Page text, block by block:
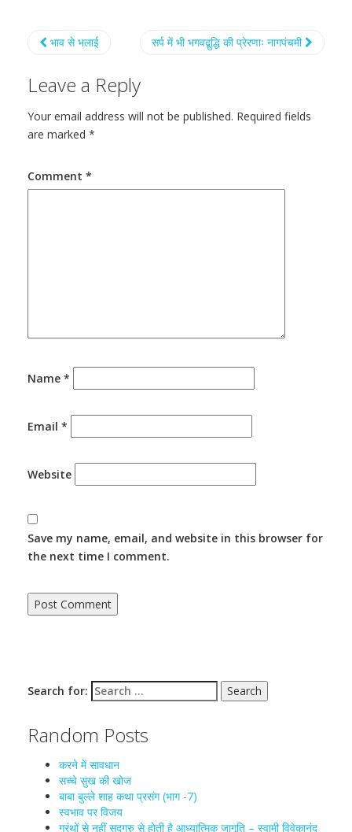
भाव से भलाई सर्प में भी भगवद्बुद्धि की प्रेरणाः नागपंचमी
Leave a Reply
Your email address will not be published. Required fields
are marked *
Comment *
Name *
Email *
Website
Save my name, email, and website in this browser for
the next time I comment.
Search for:
Random Posts
करने में सावधान
सच्चे सुख की खोज
बाबा बुल्ले शाह कथा प्रसंग (भाग -7)
स्वभाव पर विजय
ग्रंथों से नहीं सद्गुरु से होती है आध्यात्मिक जागृति – स्वामी विवेकानंद